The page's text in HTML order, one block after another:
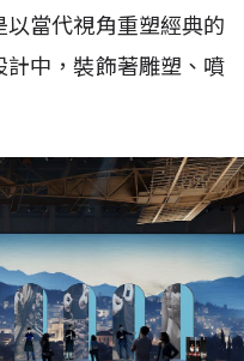
當代視角重塑經典的
中，裝飾著雕塑、噴